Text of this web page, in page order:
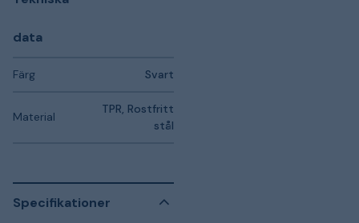
data
Färg Svart
Material
TPR, Rostfritt
stål
Specifikationer